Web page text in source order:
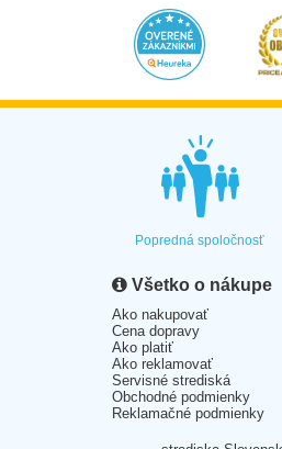
Popredná spoločnosť
Všetko o nákupe
Ako nakupovať
Cena dopravy
Ako platiť
Ako reklamovať
Servisné strediská
Obchodné podmienky
Reklamačné podmienky